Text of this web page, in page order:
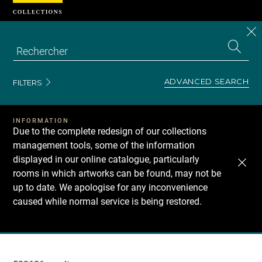
FILTERS ADVANCED SEARCH
INFORMATION
Due to the complete redesign of our collections
management tools, some of the information
displayed in our online catalogue, particularly
rooms in which artworks can be found, may not be
up to date. We apologise for any inconvenience
caused while normal service is being restored.
Recherche
Cookies management panel